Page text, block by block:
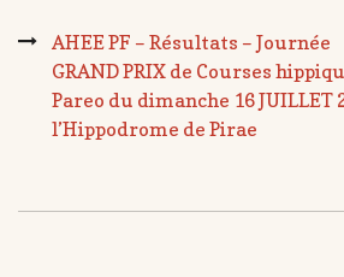
AHEE PF – Résultats – Journée
GRAND PRIX de Courses
Pareo du dimanche 16 JUILLET
l’Hippodrome de Pirae